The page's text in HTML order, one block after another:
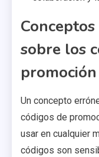
sobre los
promoción
Un concepto
códigos de
usar en cualquier
códigos son